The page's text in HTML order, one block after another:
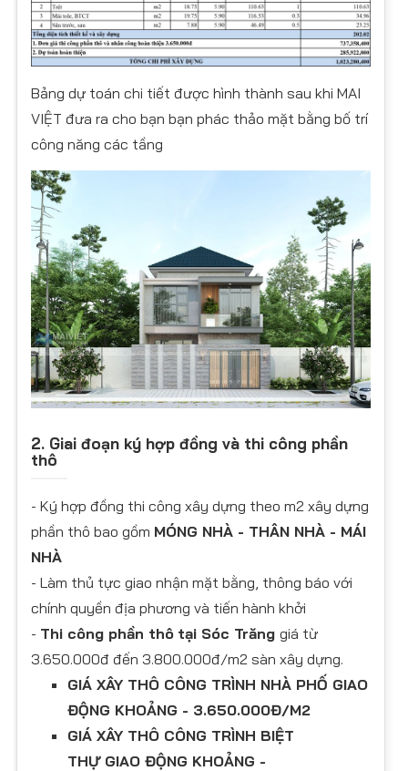
Bảng dự toán chi tiết được hình thành sau khi MAI
VIỆT đưa ra cho bạn bạn phác thảo mặt bằng bố trí
công năng các tầng
2. Giai đoạn ký hợp đồng và thi công phần
thô
- Ký hợp đồng thi công xây dựng theo m2 xây dựng
phần thô bao gồm MÓNG NHÀ - THÂN NHÀ - MÁI
NHÀ
- Làm thủ tực giao nhận mặt bằng, thông báo với
chính quyền địa phương và tiến hành khởi
- Thi công phần thô tại Sóc Trăng giá từ
3.650.000đ đến 3.800.000đ/m2 sàn xây dựng.
GIÁ XÂY THÔ CÔNG TRÌNH NHÀ PHỐ GIAO
ĐỘNG KHOẢNG - 3.650.000Đ/M2
GIÁ XÂY THÔ CÔNG TRÌNH BIỆT
THỰ GIAO ĐỘNG KHOẢNG -